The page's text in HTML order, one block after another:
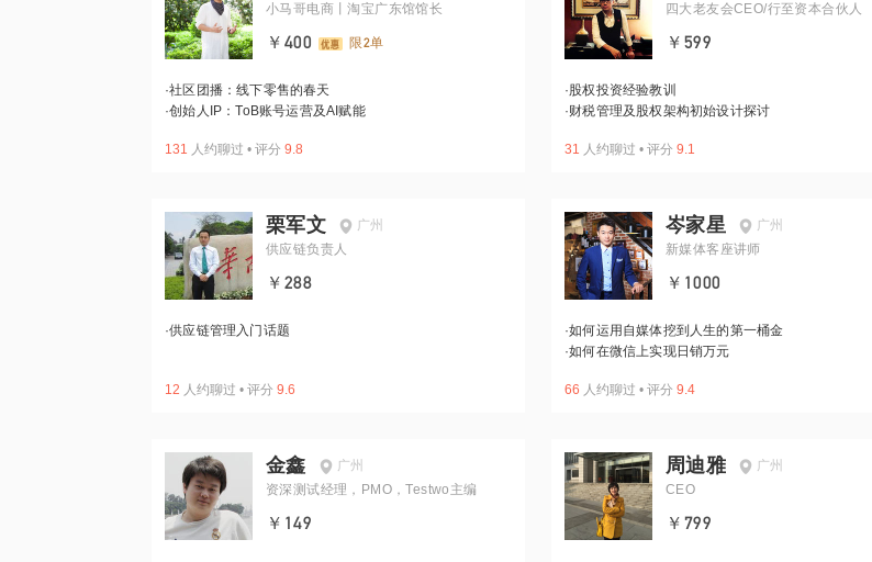
小马哥电商丨淘宝广东馆馆长
￥400 限2单
·社区团播：线下零售的春天
·创始人IP：ToB账号运营及AI赋能
131 人约聊过 • 评分 9.8
四大老友会CEO/行至资本合伙人
￥599
·股权投资经验教训
·财税管理及股权架构初始设计探讨
31 人约聊过 • 评分 9.1
栗军文
广州
供应链负责人
￥288
·供应链管理入门话题
12 人约聊过 • 评分 9.6
岑家星
广州
新媒体客座讲师
￥1000
·如何运用自媒体挖到人生的第一桶金
·如何在微信上实现日销万元
66 人约聊过 • 评分 9.4
金鑫
广州
资深测试经理，PMO，Testwo主编
￥149
周迪雅
广州
CEO
￥799